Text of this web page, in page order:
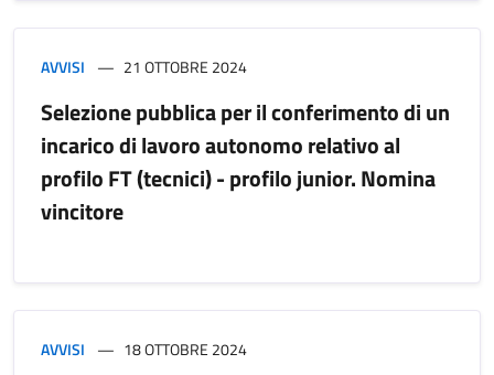
AVVISI 21 OTTOBRE 2024
Selezione pubblica per il conferimento di un
incarico di lavoro autonomo relativo al
profilo FT (tecnici) - profilo junior. Nomina
vincitore
AVVISI 18 OTTOBRE 2024